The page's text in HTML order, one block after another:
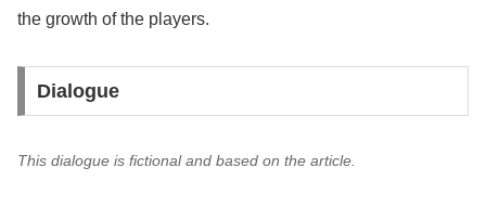
the growth of the players.
Dialogue
This dialogue is fictional and based on the article.